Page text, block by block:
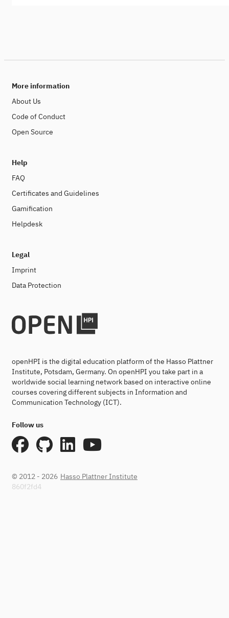
More information
About Us
Code of Conduct
Open Source
Help
FAQ
Certificates and Guidelines
Gamification
Helpdesk
Legal
Imprint
Data Protection
openHPI is the digital education platform of the Hasso Plattner
Institute, Potsdam, Germany. On openHPI you take part in a
worldwide social learning network based on interactive online
courses covering different subjects in Information and
Communication Technology (ICT).
Follow us
© 2012 - 2026 Hasso Plattner Institute
860f2fd4